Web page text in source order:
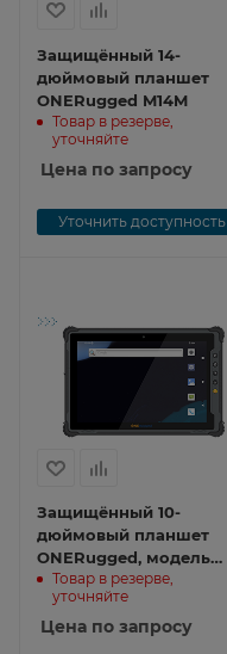
Защищённый 14-
дюймовый планшет
ONERugged M14M
Товар в резерве,
уточняйте
Цена по запросу
Уточнить доступность
Защищённый 10-
дюймовый планшет
ONERugged, модель
M10T M10T
Товар в резерве,
уточняйте
Цена по запросу